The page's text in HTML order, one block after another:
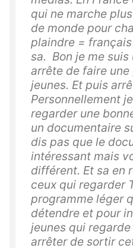
qui ne marche
de monde pour
plaindre =
sa. Bon je me
arrête de faire
jeunes. Et puis
Personnellement
regarder une
un documentaire
dis pas que le
intéressant mais
différent. Et sa en
ceux qui regarder
programme léger
détendre et pour
jeunes qui
arrêter de sortir